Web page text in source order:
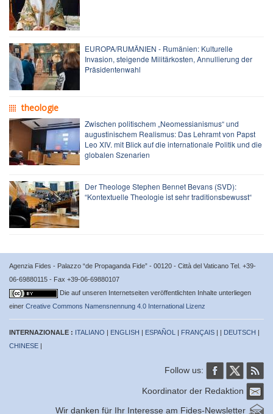
EUROPA/RUMÄNIEN - Rumänien: Kulturelle
Invasion, steigende Militärkosten, Annullierung der
Präsidentenwahl
theologie
Zwischen politischem „Neomessianismus“ und
augustinischem Realismus: Das Lehramt von Papst
Leo XIV. mit Blick auf die internationale Politik und die
globalen Szenarien
Der Theologe Stephen Bennet Bevans (SVD):
“Kontextuelle Theologie ist sehr traditionsbewusst“
Agenzia Fides - Palazzo “de Propaganda Fide” - 00120 - Città del Vaticano Tel. +39-
06-69880115 - Fax +39-06-69880107
Die auf unseren Internetseiten veröffentlichten Inhalte unterliegen
einer Creative Commons Namensnennung 4.0 International Lizenz
INTERNAZIONALE : ITALIANO | ENGLISH | ESPAÑOL | FRANÇAIS | | DEUTSCH |
CHINESE |
Follow us:
Koordinator der Redaktion
Wir danken für Ihr Interesse am Fides-Newsletter